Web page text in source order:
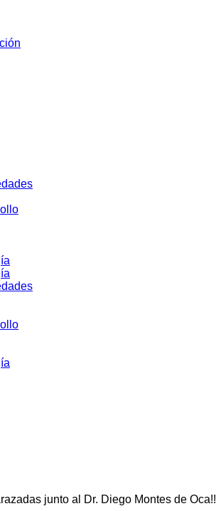
junto al Dr. Diego Montes de Oca!!